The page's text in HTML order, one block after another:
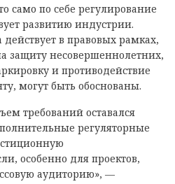
само по себе регулирование
развитию индустрии.
в правовых рамках,
защиту несовершеннолетних,
и противодействие
могут быть обоснованы.
требований оставался
регуляторные
особенно для проектов,
аудиторию», —